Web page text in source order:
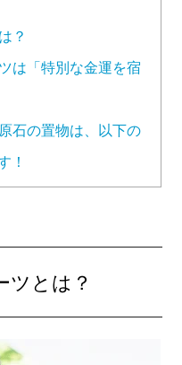
？
は「特別な金運を宿
石の置物は、以下の
！
ツとは？